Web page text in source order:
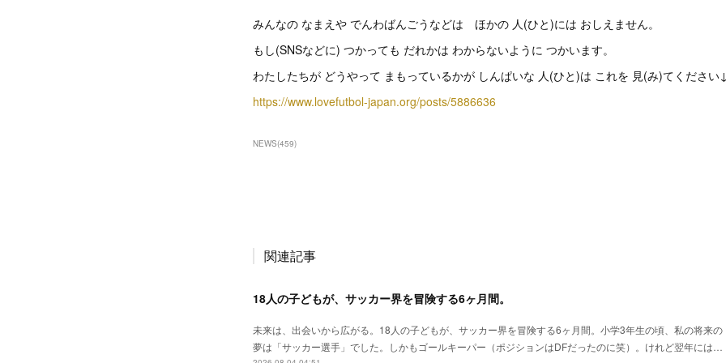
みんなの なまえや でんわばんごうなどは ほかの 人(ひと)には おしえません。
もし(SNSなどに) つかっても だれかは わからないように つかいます。
わたしたちが どうやって まもっているかが しんぱいな 人(ひと)は これを 見(み)てください
https://www.lovefutbol-japan.org/posts/5886636
NEWS(459)
関連記事
18人の子どもが、サッカー界を冒険する6ヶ月間。
未来は、出会いから広がる。18人の子どもが、サッカー界を冒険する6ヶ月間。小学3年生の頃、私の将来の
夢は「サッカー選手」でした。しかもゴールキーパー（ポジションはDFだったのに笑）。けれど翌年には…